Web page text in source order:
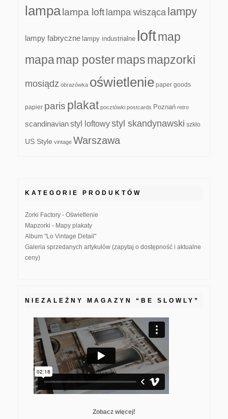
lampa lampa loft lampa wisząca lampy
lampy fabryczne lampy industrialne loftmap
mapamap postermapsmapzorki
mosiądz obrazówka oświetlenie paper goods
papier paris plakat pocztówki postcards Poznań retro
scandinavianstyl loftowystyl skandynawski szkło
US Style vintage Warszawa
KATEGORIE PRODUKTÓW
Zorki Factory - Oświetlenie
Mapzorki - Mapy plakaty
Album "Lo Vintage Detail"
Galeria sprzedanych artykułów (zapytaj o dostępność i aktualne
ceny)
NIEZALEŻNY MAGAZYN “BE SLOWLY”
Zobacz więcej!